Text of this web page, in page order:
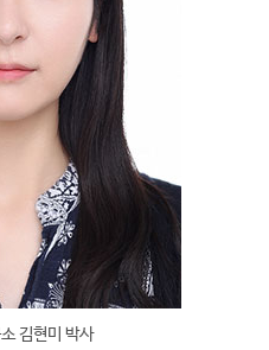
김현미 박사